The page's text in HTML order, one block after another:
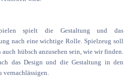
spielt die Gestaltung und das
nach eine wichtige Rolle. Spielzeug soll
hübsch anzusehen sein, wie wir finden.
das Design und die Gestaltung in den
vernachlässigen.